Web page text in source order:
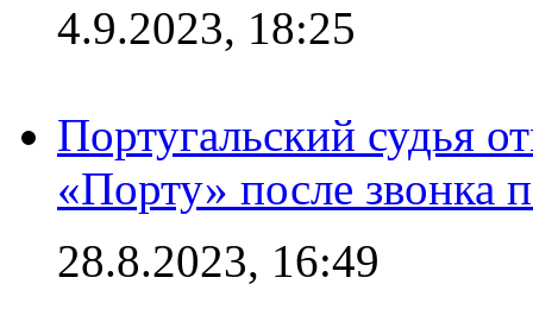
4.9.2023, 18:25
Португальский судья
«Порту» после звонка
28.8.2023, 16:49